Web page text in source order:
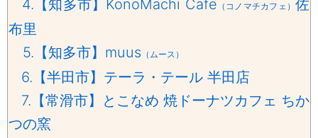
4.【知多市】KonoMachi Cafe （コノマチカフェ） 佐
布里
5.【知多市】muus （ムース）
6.【半田市】テーラ・テール 半田店
7.【常滑市】とこなめ 焼ドーナツカフェ ちか
つの窯